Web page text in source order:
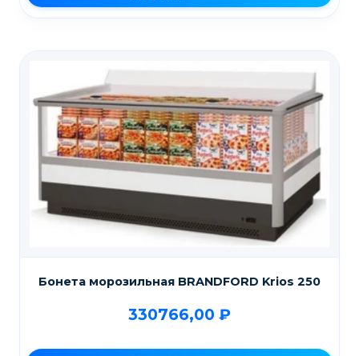
Бонета морозильная BRANDFORD Krios 250
330766,00 ₽